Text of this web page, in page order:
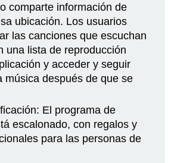
comparte información de
ubicación. Los usuarios
las canciones que escuchan
una lista de reproducción
y acceder y seguir
música después de que se
El programa de
escalonado, con regalos y
para las personas de